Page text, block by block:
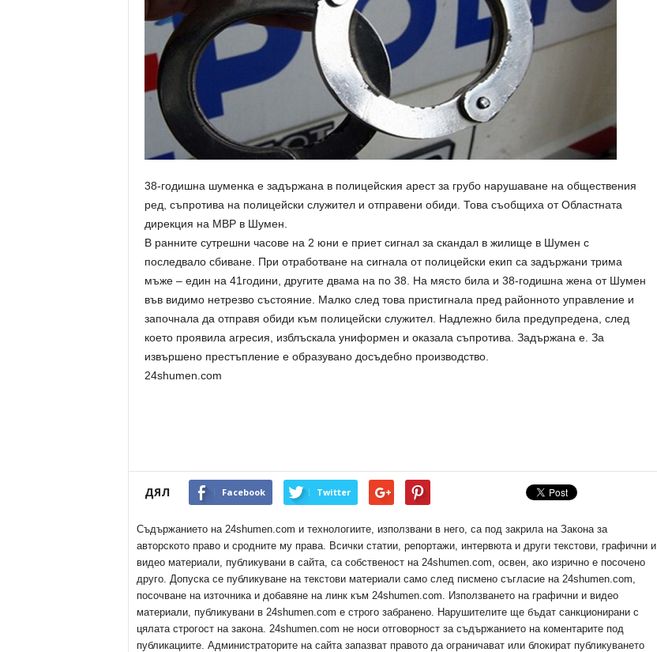
38-годишна шуменка е задържана в полицейския арест за грубо нарушаване на обществения
ред, съпротива на полицейски служител и отправени обиди. Това съобщиха от Областната
дирекция на МВР в Шумен.
В ранните сутрешни часове на 2 юни е приет сигнал за скандал в жилище в Шумен с
последвало сбиване. При отработване на сигнала от полицейски екип са задържани трима
мъже – един на 41години, другите двама на по 38. На място била и 38-годишна жена от Шумен
във видимо нетрезво състояние. Малко след това пристигнала пред районното управление и
започнала да отправя обиди към полицейски служител. Надлежно била предупредена, след
което проявила агресия, изблъскала униформен и оказала съпротива. Задържана е. За
извършено престъпление е образувано досъдебно производство.
24shumen.com
ДЯЛ Facebook Twitter
Съдържанието на 24shumen.com и технологиите, използвани в него, са под закрила на Закона за
авторското право и сродните му права. Всички статии, репортажи, интервюта и други текстови, графични и
видео материали, публикувани в сайта, са собственост на 24shumen.com, освен, ако изрично е посочено
друго. Допуска се публикуване на текстови материали само след писмено съгласие на 24shumen.com,
посочване на източника и добавяне на линк към 24shumen.com. Използването на графични и видео
материали, публикувани в 24shumen.com е строго забранено. Нарушителите ще бъдат санкционирани с
цялата строгост на закона. 24shumen.com не носи отговорност за съдържанието на коментарите под
публикациите. Администраторите на сайта запазват правото да ограничават или блокират публикуването